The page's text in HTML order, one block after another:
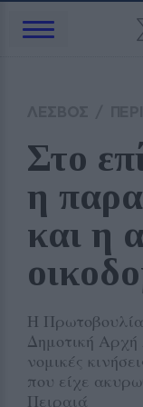
Στο
η
και η
Η
Δημοτική Αρχή
νομικές
που είχε
Πειραιά